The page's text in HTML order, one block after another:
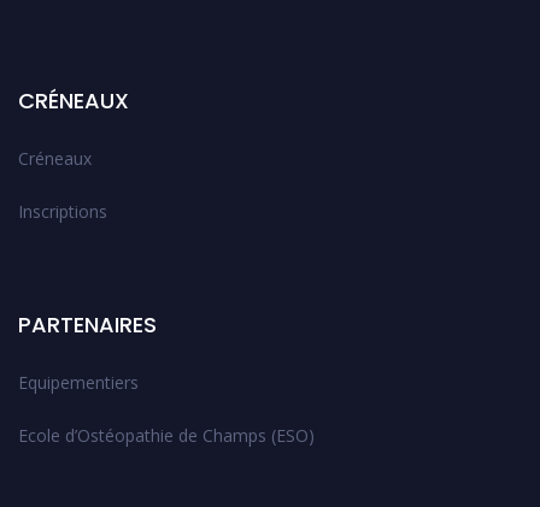
CRÉNEAUX
Créneaux
Inscriptions
PARTENAIRES
Equipementiers
Ecole d’Ostéopathie de Champs (ESO)